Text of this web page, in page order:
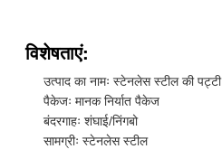
विशेषताएं:
उत्पाद का नामः स्टेनलेस स्टील की पट्टी
पैकेजः मानक निर्यात पैकेज
बंदरगाहः शंघाई/निंगबो
सामग्रीः स्टेनलेस स्टील